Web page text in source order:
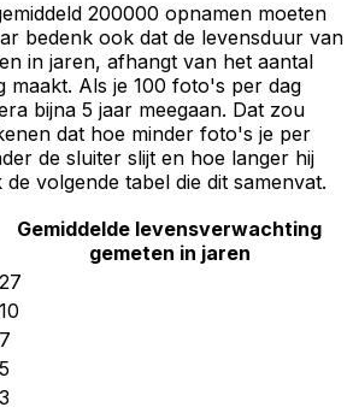
200000 opnamen moeten
bedenk ook dat de levensduur van
in jaren, afhangt van het aantal
maakt. Als je 100 foto's per dag
bijna 5 jaar meegaan. Dat zou
dat hoe minder foto's je per
de sluiter slijt en hoe langer hij
de volgende tabel die dit samenvat.
Gemiddelde levensverwachting
gemeten in jaren
27
10
7
5
3